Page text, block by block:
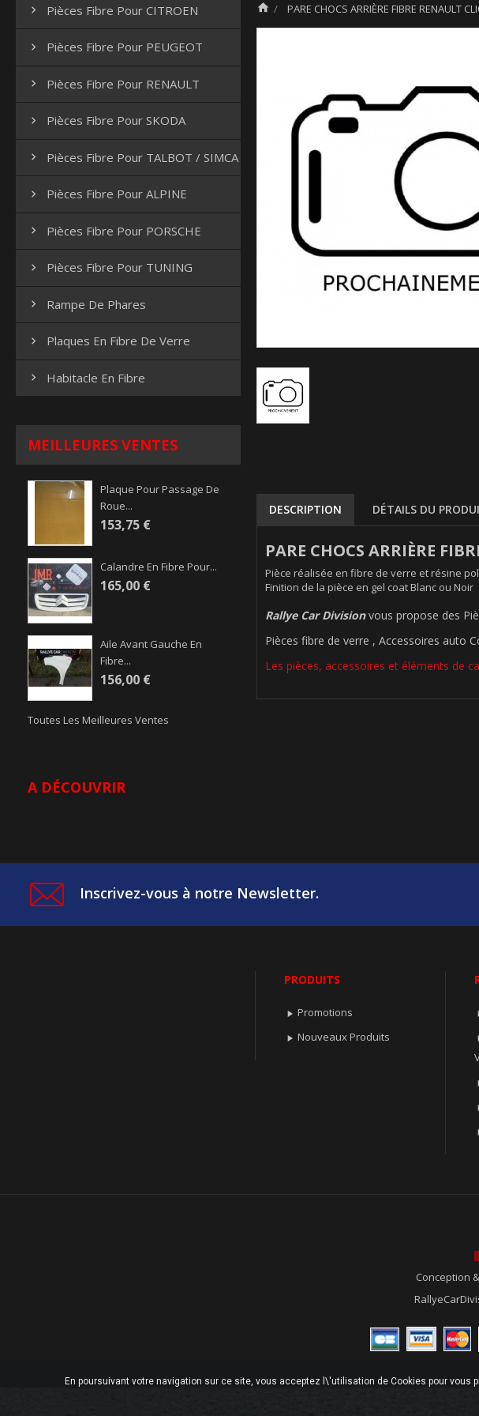
 Pièces Fibre Pour CITROEN
 Pièces Fibre Pour PEUGEOT
 Pièces Fibre Pour RENAULT
 Pièces Fibre Pour SKODA
 Pièces Fibre Pour TALBOT / SIMCA
 Pièces Fibre Pour ALPINE
 Pièces Fibre Pour PORSCHE
 Pièces Fibre Pour TUNING
 Rampe De Phares
 Plaques En Fibre De Verre
 Habitacle En Fibre
MEILLEURES VENTES
Plaque Pour Passage De
Roue...
153,75 €
Calandre En Fibre Pour...
165,00 €
Aile Avant Gauche En
Fibre...
156,00 €
Toutes Les Meilleures Ventes
A DÉCOUVRIR
 PARE CHOCS ARRIÈRE FIBRE RENAULT
DESCRIPTION DÉTAILS DU
PARE CHOCS ARRIÈRE
Pièce réalisée en fibre de verre et résine
Finition de la pièce en gel coat Blanc ou Noir
Rallye Car Division vous propose des
Pièces fibre de verre , Accessoires auto
Les pièces, accessoires et éléments de
Inscrivez-vous à notre Newsletter.
PRODUITS
 Promotions
 Nouveaux Produits
Conception
En poursuivant votre navigation sur ce site, vous acceptez l\'utilisation de Cookies pour